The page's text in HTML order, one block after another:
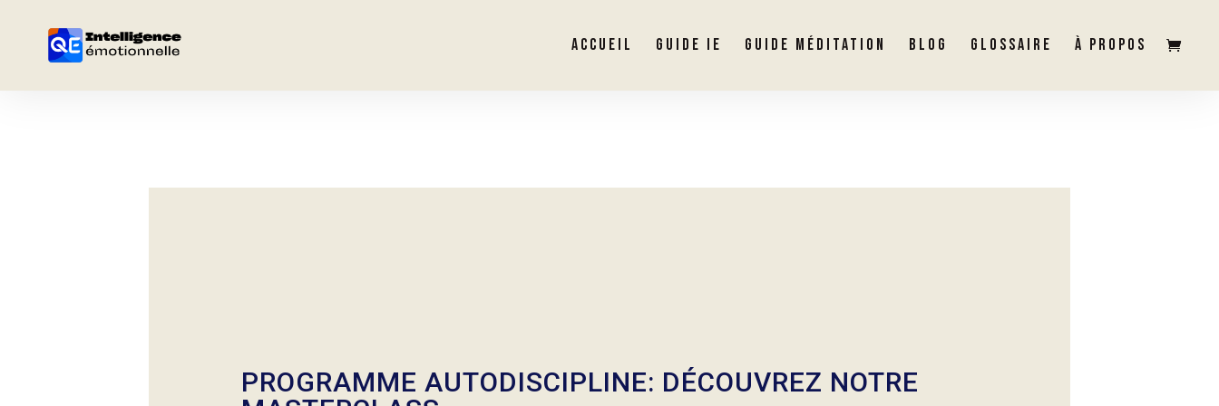
ACCUEIL GUIDE IE GUIDE MÉDITATION BLOG GLOSSAIRE À PROPOS
PROGRAMME AUTODISCIPLINE: DÉCOUVREZ NOTRE